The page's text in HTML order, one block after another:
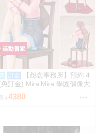
訂金
【怨念事務所】預約 4
免訂金) MiraiMira 學園偶像大
花海咲季 雨後鳶尾花 特訓前V
1/7 0927
4380